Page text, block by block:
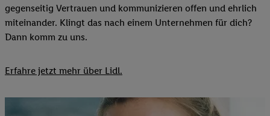
gegenseitig Vertrauen und kommunizieren offen und ehrlich
miteinander. Klingt das nach einem Unternehmen für dich?
Dann komm zu uns.​
Erfahre jetzt mehr über Lidl.